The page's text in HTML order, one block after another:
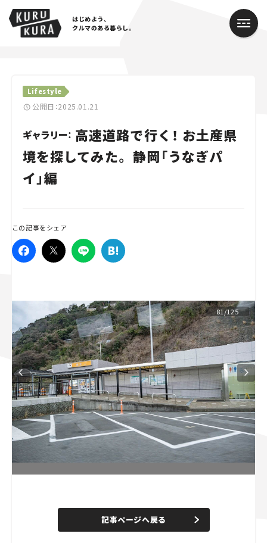
はじめよう、
クルマのある暮らし。
Lifestyle
公開日：2025.01.21
ギャラリー： 高速道路で行く！ お土産県
境を探してみた。 静岡「うなぎパ
イ」編
この記事をシェア
81/125
n
e
d
記事ページへ戻る
Cars
Lifestyle
Traffic
Special
Campaign
人気のハッシュタグ